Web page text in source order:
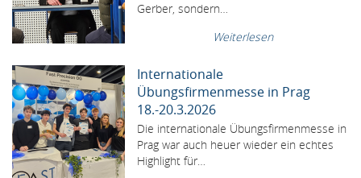
Gerber, sondern…
Weiterlesen
Internationale
Übungsfirmenmesse in Prag
18.-20.3.2026
Die internationale Übungsfirmenmesse in
Prag war auch heuer wieder ein echtes
Highlight für…